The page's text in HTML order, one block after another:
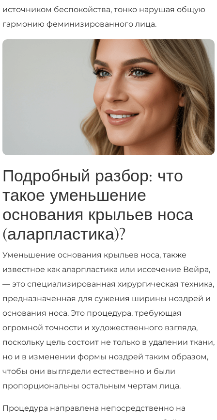
источником беспокойства, тонко нарушая общую
гармонию феминизированного лица.
Подробный разбор: что
такое уменьшение
основания крыльев носа
(аларпластика)?
Уменьшение основания крыльев носа, также
известное как аларпластика или иссечение Вейра,
— это специализированная хирургическая техника,
предназначенная для сужения ширины ноздрей и
основания носа. Это процедура, требующая
огромной точности и художественного взгляда,
поскольку цель состоит не только в удалении ткани,
но и в изменении формы ноздрей таким образом,
чтобы они выглядели естественно и были
пропорциональны остальным чертам лица.
Процедура направлена непосредственно на